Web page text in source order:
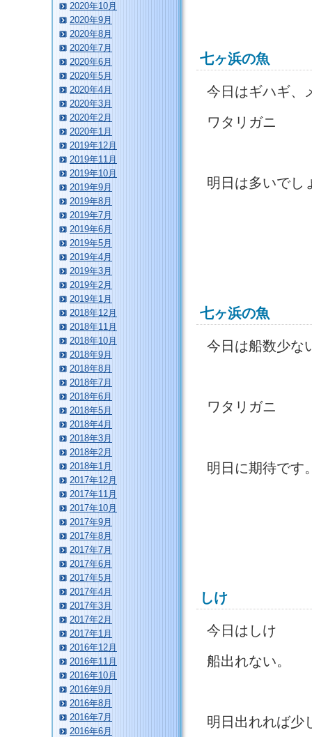
七ヶ浜の魚
今日はギハギ、
ワタリガニ
明日は多いでし
七ヶ浜の魚
今日は船数少な
ワタリガニ
明日に期待です
しけ
今日はしけ
船出れない。
明日出れれば少
2020年10月
2020年9月
2020年8月
2020年7月
2020年6月
2020年5月
2020年4月
2020年3月
2020年2月
2020年1月
2019年12月
2019年11月
2019年10月
2019年9月
2019年8月
2019年7月
2019年6月
2019年5月
2019年4月
2019年3月
2019年2月
2019年1月
2018年12月
2018年11月
2018年10月
2018年9月
2018年8月
2018年7月
2018年6月
2018年5月
2018年4月
2018年3月
2018年2月
2018年1月
2017年12月
2017年11月
2017年10月
2017年9月
2017年8月
2017年7月
2017年6月
2017年5月
2017年4月
2017年3月
2017年2月
2017年1月
2016年12月
2016年11月
2016年10月
2016年9月
2016年8月
2016年7月
2016年6月